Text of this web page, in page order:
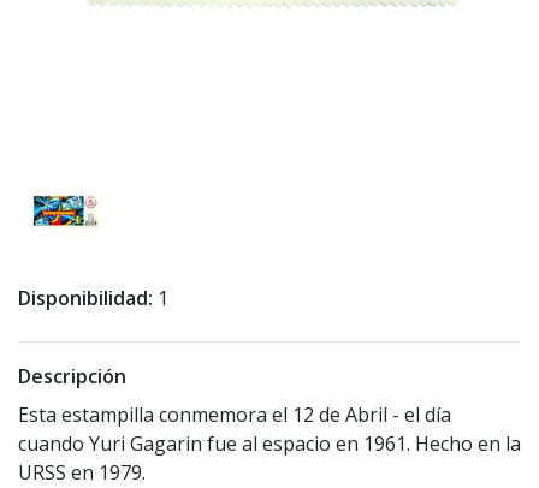
Disponibilidad: 1
Descripción
Esta estampilla conmemora el 12 de Abril - el día
cuando Yuri Gagarin fue al espacio en 1961. Hecho en la
URSS en 1979.